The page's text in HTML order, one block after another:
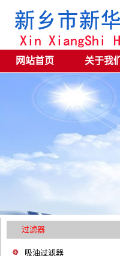
网站首页 关于我们
过滤器
吸油过滤器